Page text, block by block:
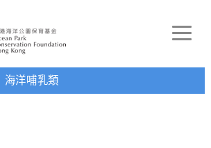
Toggle
海洋哺乳類